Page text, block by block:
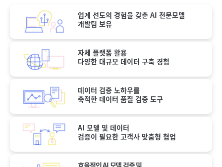
업계 선도의 경험을 갖춘 AI 전문모델
개발팀 보유
자체 플랫폼 활용
다양한 대규모 데이터 구축 경험
데이터 검증 노하우를
축적한 데이터 품질 검증 도구
AI 모델 및 데이터
검증이 필요한 고객사 맞춤형 협업
효율적인 AI 모델 검증 및